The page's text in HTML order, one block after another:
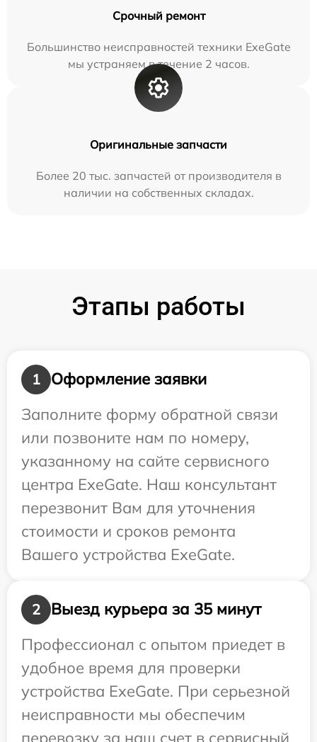
Срочный ремонт
Большинство неисправностей техники ExeGate
мы устраняем в течение 2 часов.
Оригинальные запчасти
Более 20 тыс. запчастей от производителя в
наличии на собственных складах.
Этапы работы
1
Оформление заявки
Заполните форму обратной связи
или позвоните нам по номеру,
указанному на сайте сервисного
центра ExeGate. Наш консультант
перезвонит Вам для уточнения
стоимости и сроков ремонта
Вашего устройства ExeGate.
2
Выезд курьера за 35 минут
Профессионал с опытом приедет в
удобное время для проверки
устройства ExeGate. При серьезной
неисправности мы обеспечим
перевозку за наш счет в сервисный